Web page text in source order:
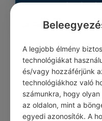
0 0 0
A legjobb élmény
technológiákat
és/vagy hozzáférjünk
technológiákhoz való
számunkra, hogy
az oldalon, mint a
egyedi azonosítók. A